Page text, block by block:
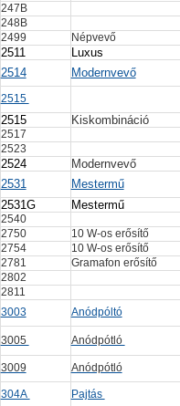
247B
248B
2499
Népvevő
2511
Luxus
2514
Modernvevő
2515
2515 Kiskombináció
2517
2523
2524
Modernvevő
2531
Mestermű
2531G
Mestermű
2540
2750
10 W-os erősítő
2754
10 W-os erősítő
2781
Gramafon erősítő
2802
2811
3003
Anódpóltó
3005 Anódpótló
3009 Anódpótló
304A Pajtás